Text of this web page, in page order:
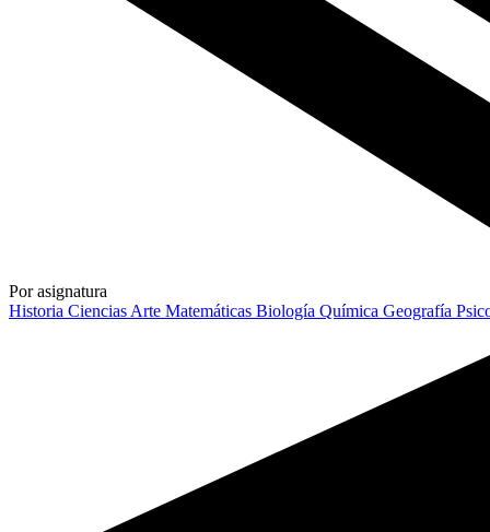
Por asignatura
Historia Ciencias Arte Matemáticas Biología Química Geografía